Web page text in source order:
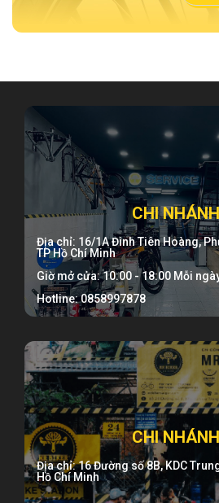
CHI
Địa chỉ: 16/1A Đinh Tiên Hoàng,
TP Hồ Chí Minh
Giờ mở cửa: 10:00 - 18:00 Mỗi
Hotline: 0858997878
CHI
Địa chỉ: 16 Đường số 8B, KDC
Hồ Chí Minh